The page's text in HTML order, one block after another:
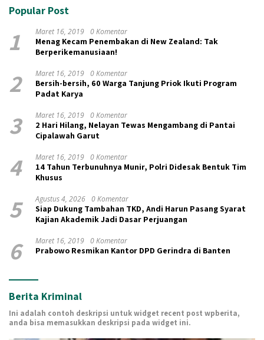
Popular Post
1 Maret 16, 2019 0 Komentar
Menag Kecam Penembakan di New Zealand: Tak
Berperikemanusiaan!
2 Maret 16, 2019 0 Komentar
Bersih-bersih, 60 Warga Tanjung Priok Ikuti Program
Padat Karya
3 Maret 16, 2019 0 Komentar
2 Hari Hilang, Nelayan Tewas Mengambang di Pantai
Cipalawah Garut
4 Maret 16, 2019 0 Komentar
14 Tahun Terbunuhnya Munir, Polri Didesak Bentuk Tim
Khusus
5 Agustus 4, 2026 0 Komentar
Siap Dukung Tambahan TKD, Andi Harun Pasang Syarat
Kajian Akademik Jadi Dasar Perjuangan
6 Maret 16, 2019 0 Komentar
Prabowo Resmikan Kantor DPD Gerindra di Banten
Berita Kriminal
Ini adalah contoh deskripsi untuk widget recent post wpberita,
anda bisa memasukkan deskripsi pada widget ini.